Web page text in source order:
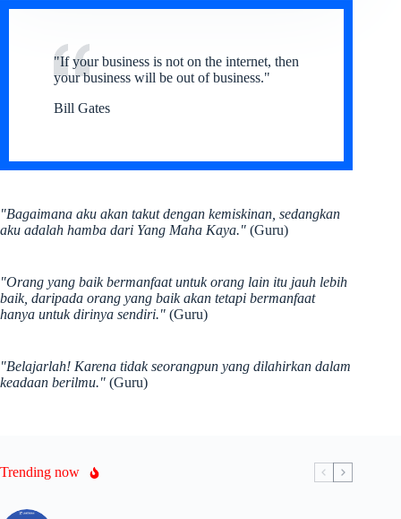
"If your business is not on the internet, then
your business will be out of business."
Bill Gates
"Bagaimana aku akan takut dengan kemiskinan, sedangkan
aku adalah hamba dari Yang Maha Kaya." (Guru)
"Orang yang baik bermanfaat untuk orang lain itu jauh lebih
baik, daripada orang yang baik akan tetapi bermanfaat
hanya untuk dirinya sendiri." (Guru)
"Belajarlah! Karena tidak seorangpun yang dilahirkan dalam
keadaan berilmu." (Guru)
Trending now